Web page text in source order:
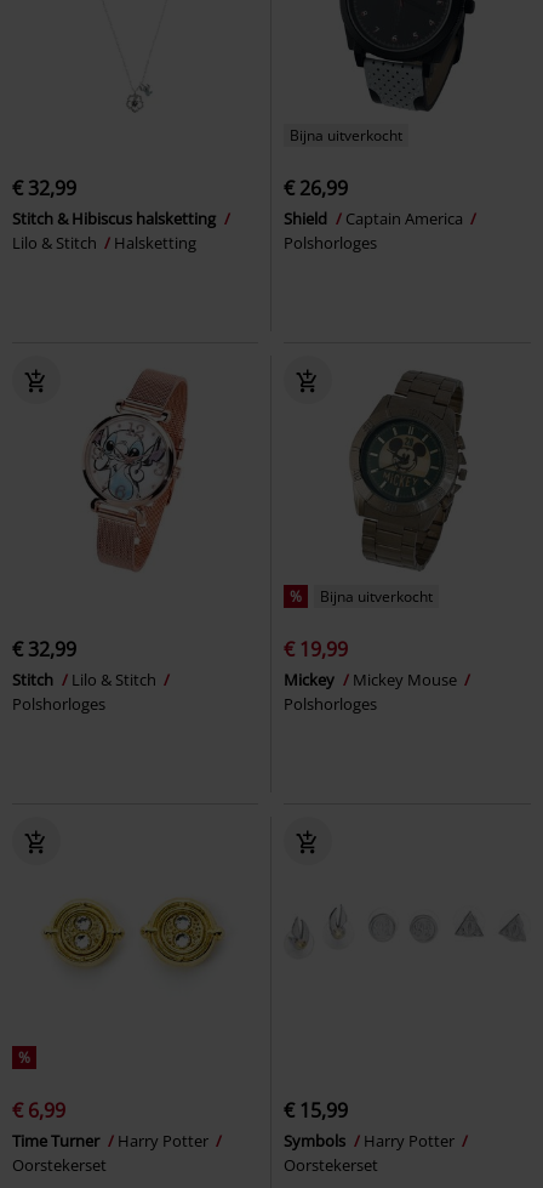
€ 32,99
Stitch & Hibiscus halsketting
Lilo & Stitch
Halsketting
Bijna uitverkocht
€ 26,99
Shield
Captain America
Polshorloges
€ 32,99
Stitch
Lilo & Stitch
Polshorloges
% Bijna uitverkocht
€ 19,99
Mickey
Mickey Mouse
Polshorloges
%
€ 6,99
Time Turner
Harry Potter
Oorstekerset
€ 15,99
Symbols
Harry Potter
Oorstekerset